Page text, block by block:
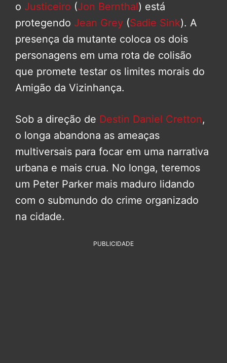
o Justiceiro (Jon Bernthal) está
protegendo Jean Grey (Sadie Sink). A
presença da mutante coloca os dois
personagens em uma rota de colisão
que promete testar os limites morais do
Amigão da Vizinhança.
Sob a direção de Destin Daniel Cretton,
o longa abandona as ameaças
multiversais para focar em uma narrativa
urbana e mais crua. No longa, teremos
um Peter Parker mais maduro lidando
com o submundo do crime organizado
na cidade.
PUBLICIDADE